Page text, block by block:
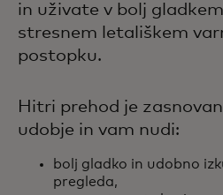
in uživate v bolj
stresnem letališkem
postopku.
Hitri prehod je
udobje in vam nudi:
bolj gladko in udobno
pregleda,